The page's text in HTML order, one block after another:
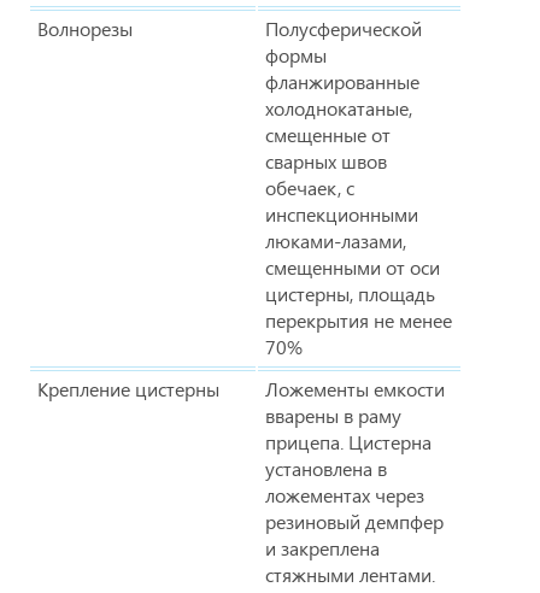
Волнорезы
Полусферической
формы
фланжированные
холоднокатаные,
смещенные от
сварных швов
обечаек, с
инспекционными
люками-лазами,
смещенными от оси
цистерны, площадь
перекрытия не менее
70%
Крепление цистерны
Ложементы емкости
вварены в раму
прицепа. Цистерна
установлена в
ложементах через
резиновый демпфер
и закреплена
стяжными лентами.